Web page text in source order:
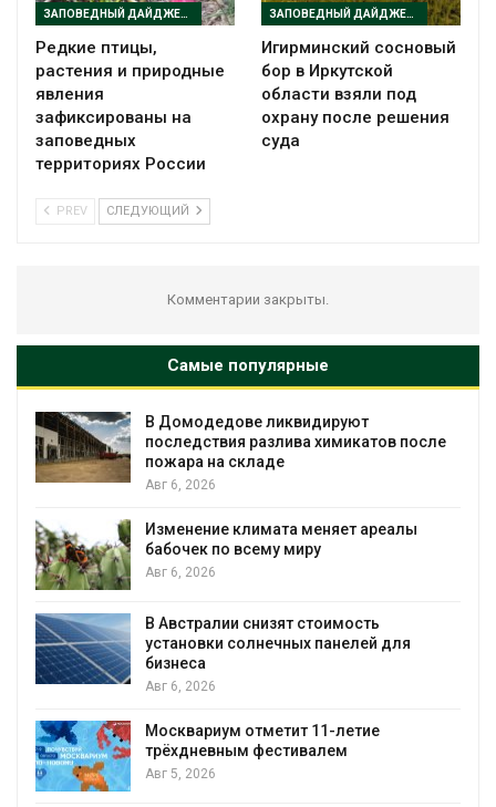
ЗАПОВЕДНЫЙ ДАЙДЖЕСТ
Редкие птицы,
растения и природные
явления
зафиксированы на
заповедных
территориях России
ЗАПОВЕДНЫЙ ДАЙДЖЕСТ
Игирминский сосновый
бор в Иркутской
области взяли под
охрану после решения
суда
PREV СЛЕДУЮЩИЙ
Комментарии закрыты.
Самые популярные
В Домодедове ликвидируют
последствия разлива химикатов после
пожара на складе
Авг 6, 2026
Изменение климата меняет ареалы
бабочек по всему миру
Авг 6, 2026
В Австралии снизят стоимость
установки солнечных панелей для
бизнеса
Авг 6, 2026
Москвариум отметит 11-летие
трёхдневным фестивалем
Авг 5, 2026